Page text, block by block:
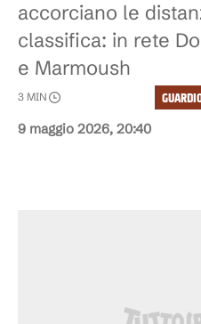
accorciano le
classifica: in rete
e Marmoush
9 maggio 2026, 20:40
3 MIN